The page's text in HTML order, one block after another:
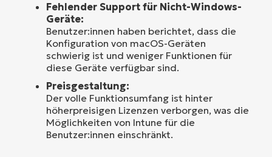
Fehlender Support für Nicht-Windows-
Geräte:
Benutzer:innen haben berichtet, dass die
Konfiguration von macOS-Geräten
schwierig ist und weniger Funktionen für
diese Geräte verfügbar sind.
Preisgestaltung:
Der volle Funktionsumfang ist hinter
höherpreisigen Lizenzen verborgen, was die
Möglichkeiten von Intune für die
Benutzer:innen einschränkt.